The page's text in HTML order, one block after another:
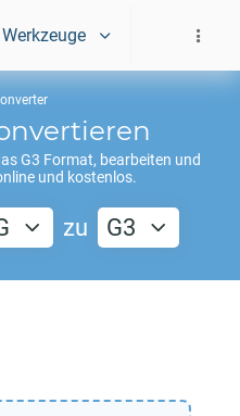
Werkzeuge
G3 Format, bearbeiten und
und kostenlos.
zu G3